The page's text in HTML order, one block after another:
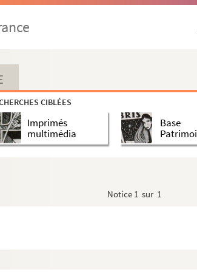
CIBLÉES
Imprimés
multimédia
Base
Notice 1 sur 1
de mariage »
et Novi Testamenti, ordine alphabetico, retro...
sancti Augustini, conventus Baiocensis, ...